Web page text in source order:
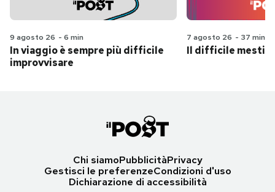
9 agosto 26 - 6 min
In viaggio è sempre più difficile
improvvisare
7 agosto 26 - 37 min
Il difficile
Chi siamoPubblicitàPrivacy
Gestisci le preferenzeCondizioni d'uso
Dichiarazione di accessibilità